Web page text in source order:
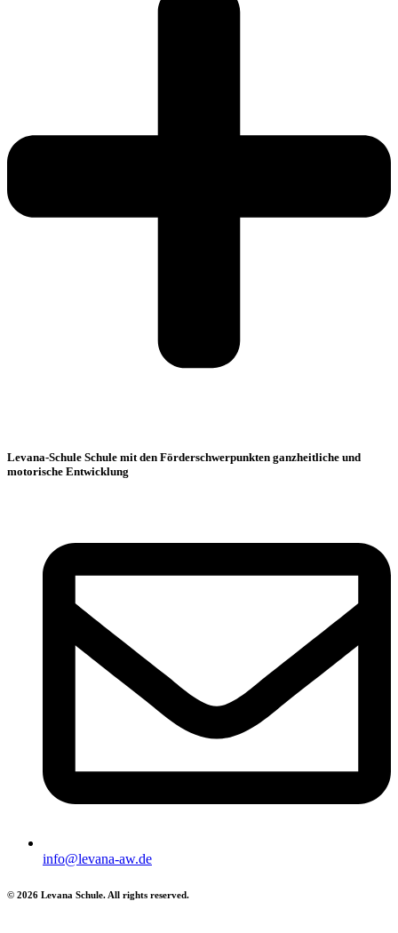
Levana-Schule Schule mit den Förderschwerpunkten ganzheitliche und
motorische Entwicklung
info@levana-aw.de
© 2026 Levana Schule. All rights reserved.